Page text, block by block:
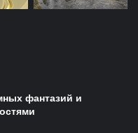
фантазий и